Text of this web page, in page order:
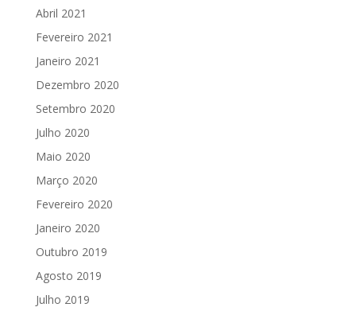
Abril 2021
Fevereiro 2021
Janeiro 2021
Dezembro 2020
Setembro 2020
Julho 2020
Maio 2020
Março 2020
Fevereiro 2020
Janeiro 2020
Outubro 2019
Agosto 2019
Julho 2019